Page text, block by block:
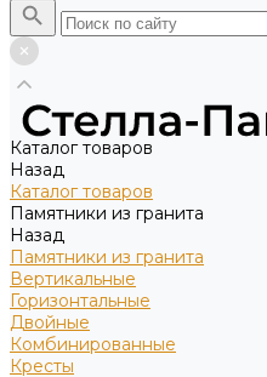
Каталог товаров
Назад
Каталог товаров
Памятники из гранита
Назад
Памятники из гранита
Вертикальные
Горизонтальные
Двойные
Комбинированные
Кресты